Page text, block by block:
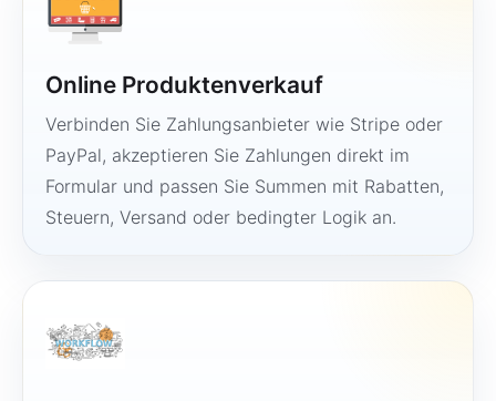
Online Produktenverkauf
Verbinden Sie Zahlungsanbieter wie Stripe oder
PayPal, akzeptieren Sie Zahlungen direkt im
Formular und passen Sie Summen mit Rabatten,
Steuern, Versand oder bedingter Logik an.